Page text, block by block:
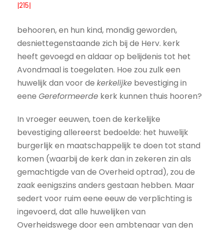
|215|
behooren, en hun kind, mondig geworden,
desniettegenstaande zich bij de Herv. kerk
heeft gevoegd en aldaar op belijdenis tot het
Avondmaal is toegelaten. Hoe zou zulk een
huwelijk dan voor de kerkelijke bevestiging in
eene Gereformeerde kerk kunnen thuis hooren?
In vroeger eeuwen, toen de kerkelijke
bevestiging allereerst bedoelde: het huwelijk
burgerlijk en maatschappelijk te doen tot stand
komen (waarbij de kerk dan in zekeren zin als
gemachtigde van de Overheid optrad), zou de
zaak eenigszins anders gestaan hebben. Maar
sedert voor ruim eene eeuw de verplichting is
ingevoerd, dat alle huwelijken van
Overheidswege door een ambtenaar van den